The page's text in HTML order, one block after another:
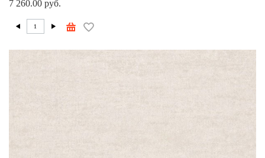
7 260.00 руб.